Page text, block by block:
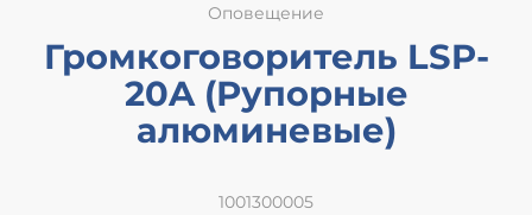
Оповещение
Громкоговоритель LSP-
20A (Рупорные
алюминевые)
1001300005